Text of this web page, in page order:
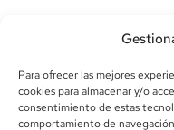
Para ofrecer las mejores
cookies para almacenar y/o
consentimiento de estas
comportamiento de